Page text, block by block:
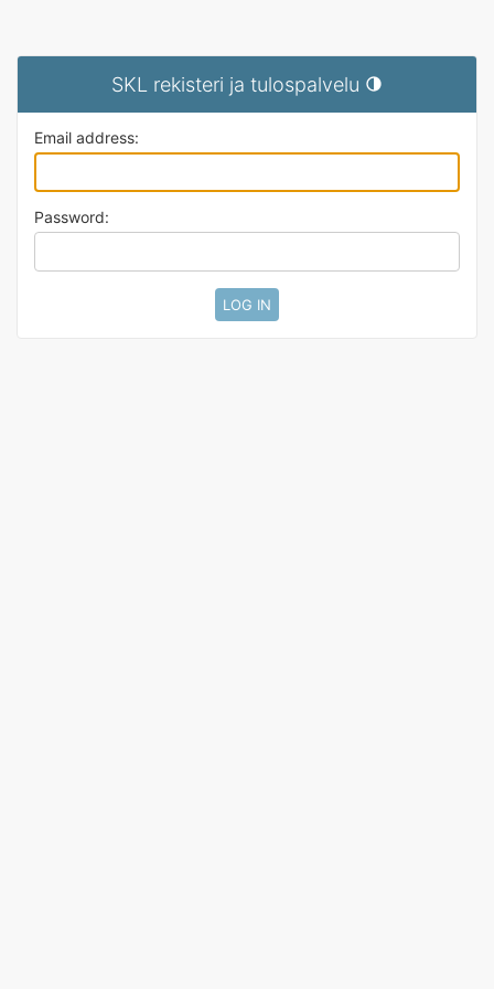
SKL rekisteri ja tulospalvelu Toggle theme
Email address:
Password: